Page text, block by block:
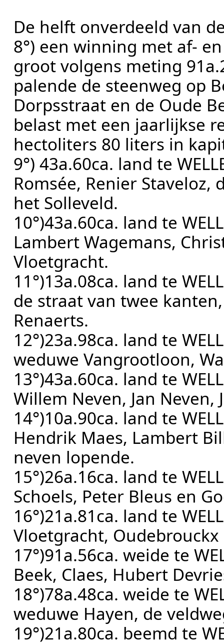
De helft onverdeeld van
8°) een winning met af-
groot volgens meting
palende de steenweg op
Dorpsstraat en de Oude
belast met een jaarlijkse
hectoliters 80 liters in
9°) 43a.60ca. land te
Romsée, Renier
het Solleveld.
10°)43a.60ca. land te
Lambert Wagemans,
Vloetgracht.
11°)13a.08ca. land te
de straat van twee
Renaerts.
12°)23a.98ca. land te
weduwe Vangrootloon,
13°)43a.60ca. land te
Willem Neven, Jan Neven,
14°)10a.90ca. land te
Hendrik Maes, Lambert
neven lopende.
15°)26a.16ca. land te
Schoels, Peter Bleus en
16°)21a.81ca. land te
Vloetgracht,
17°)91a.56ca. weide te
Beek, Claes, Hubert
18°)78a.48ca. weide te
weduwe Hayen, de
19°)21a.80ca. beemd te